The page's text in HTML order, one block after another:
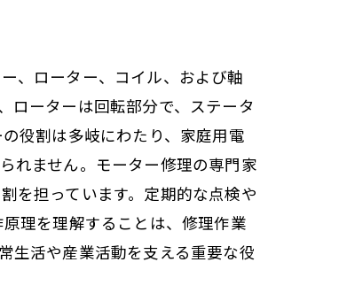
、ローター、コイル、および軸
ローターは回転部分で、ステータ
役割は多岐にわたり、家庭用電
れません。モーター修理の専門家
を担っています。定期的な点検や
理を理解することは、修理作業
生活や産業活動を支える重要な役